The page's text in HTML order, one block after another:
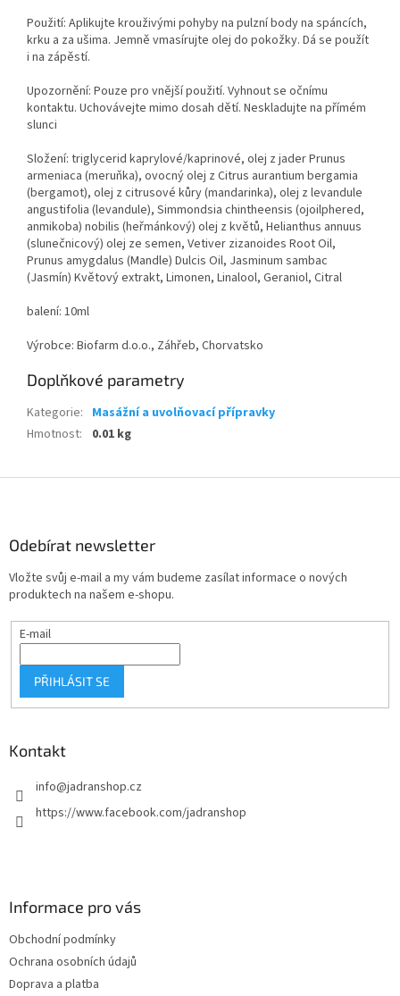
Použití: Aplikujte krouživými pohyby na pulzní body na spáncích,
krku a za ušima. Jemně vmasírujte olej do pokožky. Dá se použít
i na zápěstí.
Upozornění: Pouze pro vnější použití. Vyhnout se očnímu
kontaktu. Uchovávejte mimo dosah dětí. Neskladujte na přímém
slunci
Složení: triglycerid kaprylové/kaprinové, olej z jader Prunus
armeniaca (meruňka), ovocný olej z Citrus aurantium bergamia
(bergamot), olej z citrusové kůry (mandarinka), olej z levandule
angustifolia (levandule), Simmondsia chintheensis (ojoilphered,
anmikoba) nobilis (heřmánkový) olej z květů, Helianthus annuus
(slunečnicový) olej ze semen, Vetiver zizanoides Root Oil,
Prunus amygdalus (Mandle) Dulcis Oil, Jasminum sambac
(Jasmín) Květový extrakt, Limonen, Linalool, Geraniol, Citral
balení: 10ml
Výrobce: Biofarm d.o.o., Záhřeb, Chorvatsko
Doplňkové parametry
Kategorie: Masážní a uvolňovací přípravky
Hmotnost: 0.01 kg
Odebírat newsletter
Vložte svůj e-mail a my vám budeme zasílat informace o nových
produktech na našem e-shopu.
E-mail
PŘIHLÁSIT SE
Kontakt
info@jadranshop.cz
https://www.facebook.com/jadranshop
Informace pro vás
Obchodní podmínky
Ochrana osobních údajů
Doprava a platba